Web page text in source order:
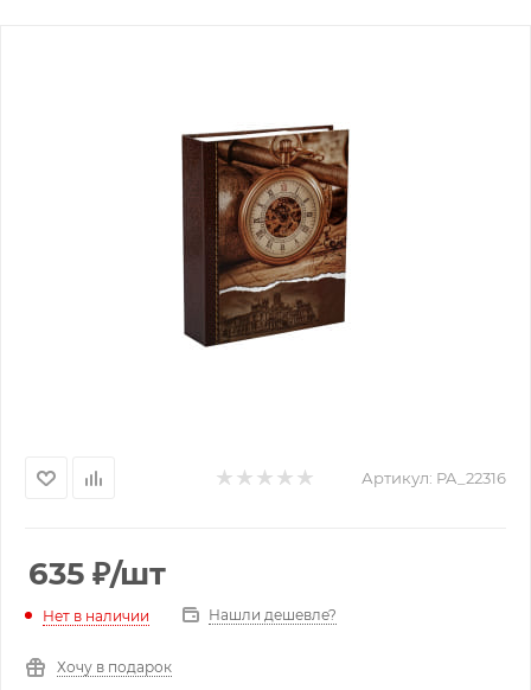
Артикул: PA_22316
635 ₽/шт
Нет в наличии Нашли дешевле?
Хочу в подарок